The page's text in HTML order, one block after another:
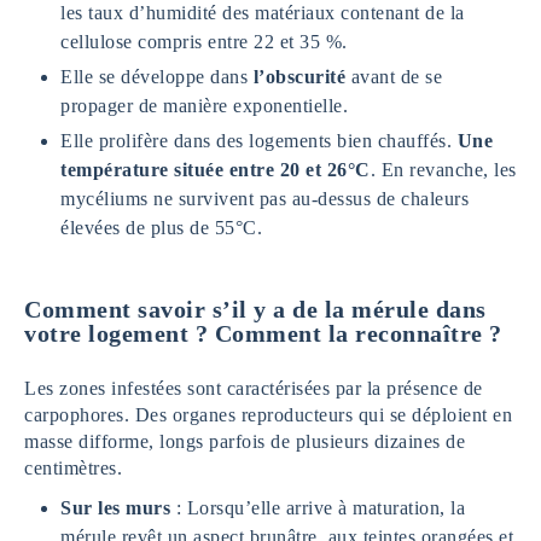
les taux d’humidité des matériaux contenant de la
cellulose compris entre 22 et 35 %.
Elle se développe dans l’obscurité avant de se
propager de manière exponentielle.
Elle prolifère dans des logements bien chauffés. Une
température située entre 20 et 26°C. En revanche, les
mycéliums ne survivent pas au-dessus de chaleurs
élevées de plus de 55°C.
Comment savoir s’il y a de la mérule dans
votre logement ? Comment la reconnaître ?
Les zones infestées sont caractérisées par la présence de
carpophores. Des organes reproducteurs qui se déploient en
masse difforme, longs parfois de plusieurs dizaines de
centimètres.
Sur les murs : Lorsqu’elle arrive à maturation, la
mérule revêt un aspect brunâtre, aux teintes orangées et